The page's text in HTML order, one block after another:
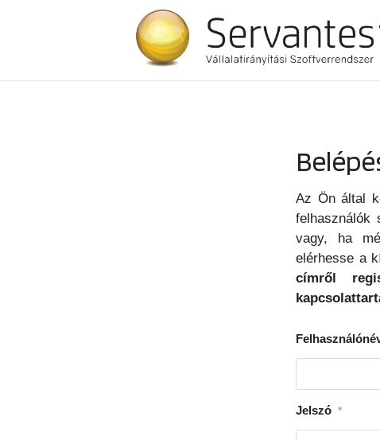
Az Ön által
felhasználók
vagy, ha
elérhesse a
címről
Jelszó *